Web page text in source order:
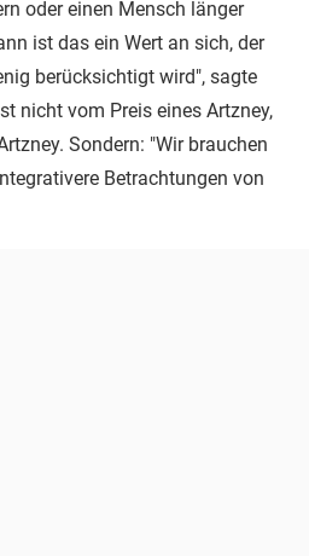
oder einen Mensch länger
ist das ein Wert an sich, der
berücksichtigt wird", sagte
nicht vom Preis eines Artzney,
Sondern: "Wir brauchen
Betrachtungen von